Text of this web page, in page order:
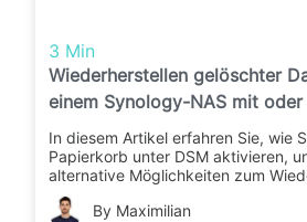
3 Min
Wiederherstellen gelöschter
einem Synology-NAS mit oder
Papierkorb
In diesem Artikel erfahren Sie, wie
Papierkorb unter DSM aktivieren,
alternative Möglichkeiten zum
gelöschter Dateien vorgestellt.
By Maximilian